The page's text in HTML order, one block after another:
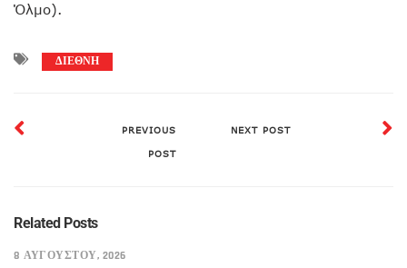
Όλμο).
ΔΙΕΘΝΗ
PREVIOUS
POST
NEXT POST
Related Posts
8 ΑΥΓΟΎΣΤΟΥ, 2026